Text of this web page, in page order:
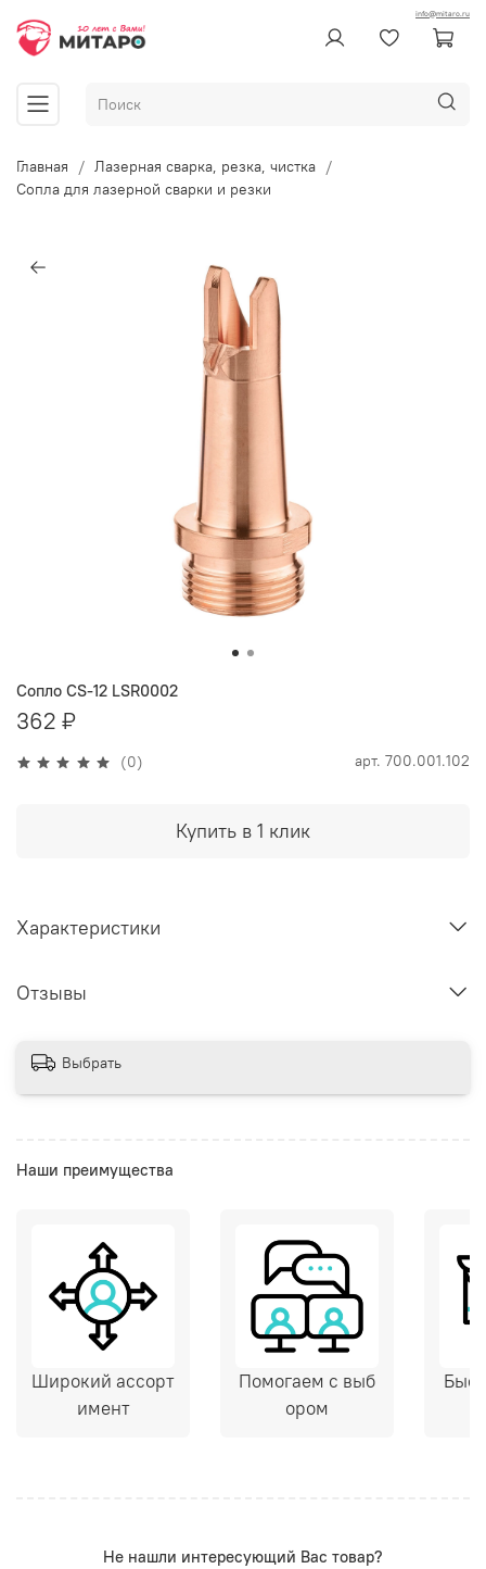
info@mitaro.ru
Главная
Лазерная сварка, резка, чистка
Сопла для лазерной сварки и резки
(0) арт. 700.001.102
Сопло CS-12 LSR0002
362 ₽
Купить в 1 клик
Характеристики
Отзывы
Выбрать
Наши преимущества
Широкий ассорт
имент
Помогаем с выб
ором
Не нашли интересующий Вас товар?